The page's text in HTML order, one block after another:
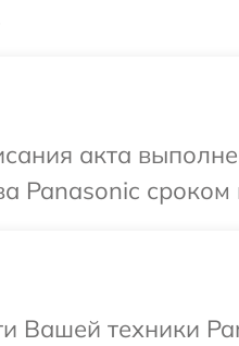
акта
Panasonic
Вашей техники